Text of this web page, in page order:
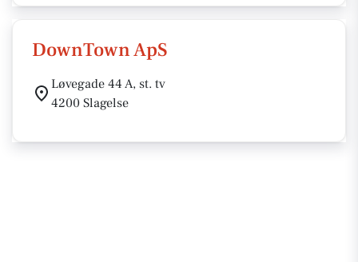
DownTown ApS
Løvegade 44 A, st. tv
4200 Slagelse